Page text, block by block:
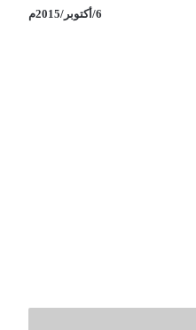
6/أكتوبر/2015م